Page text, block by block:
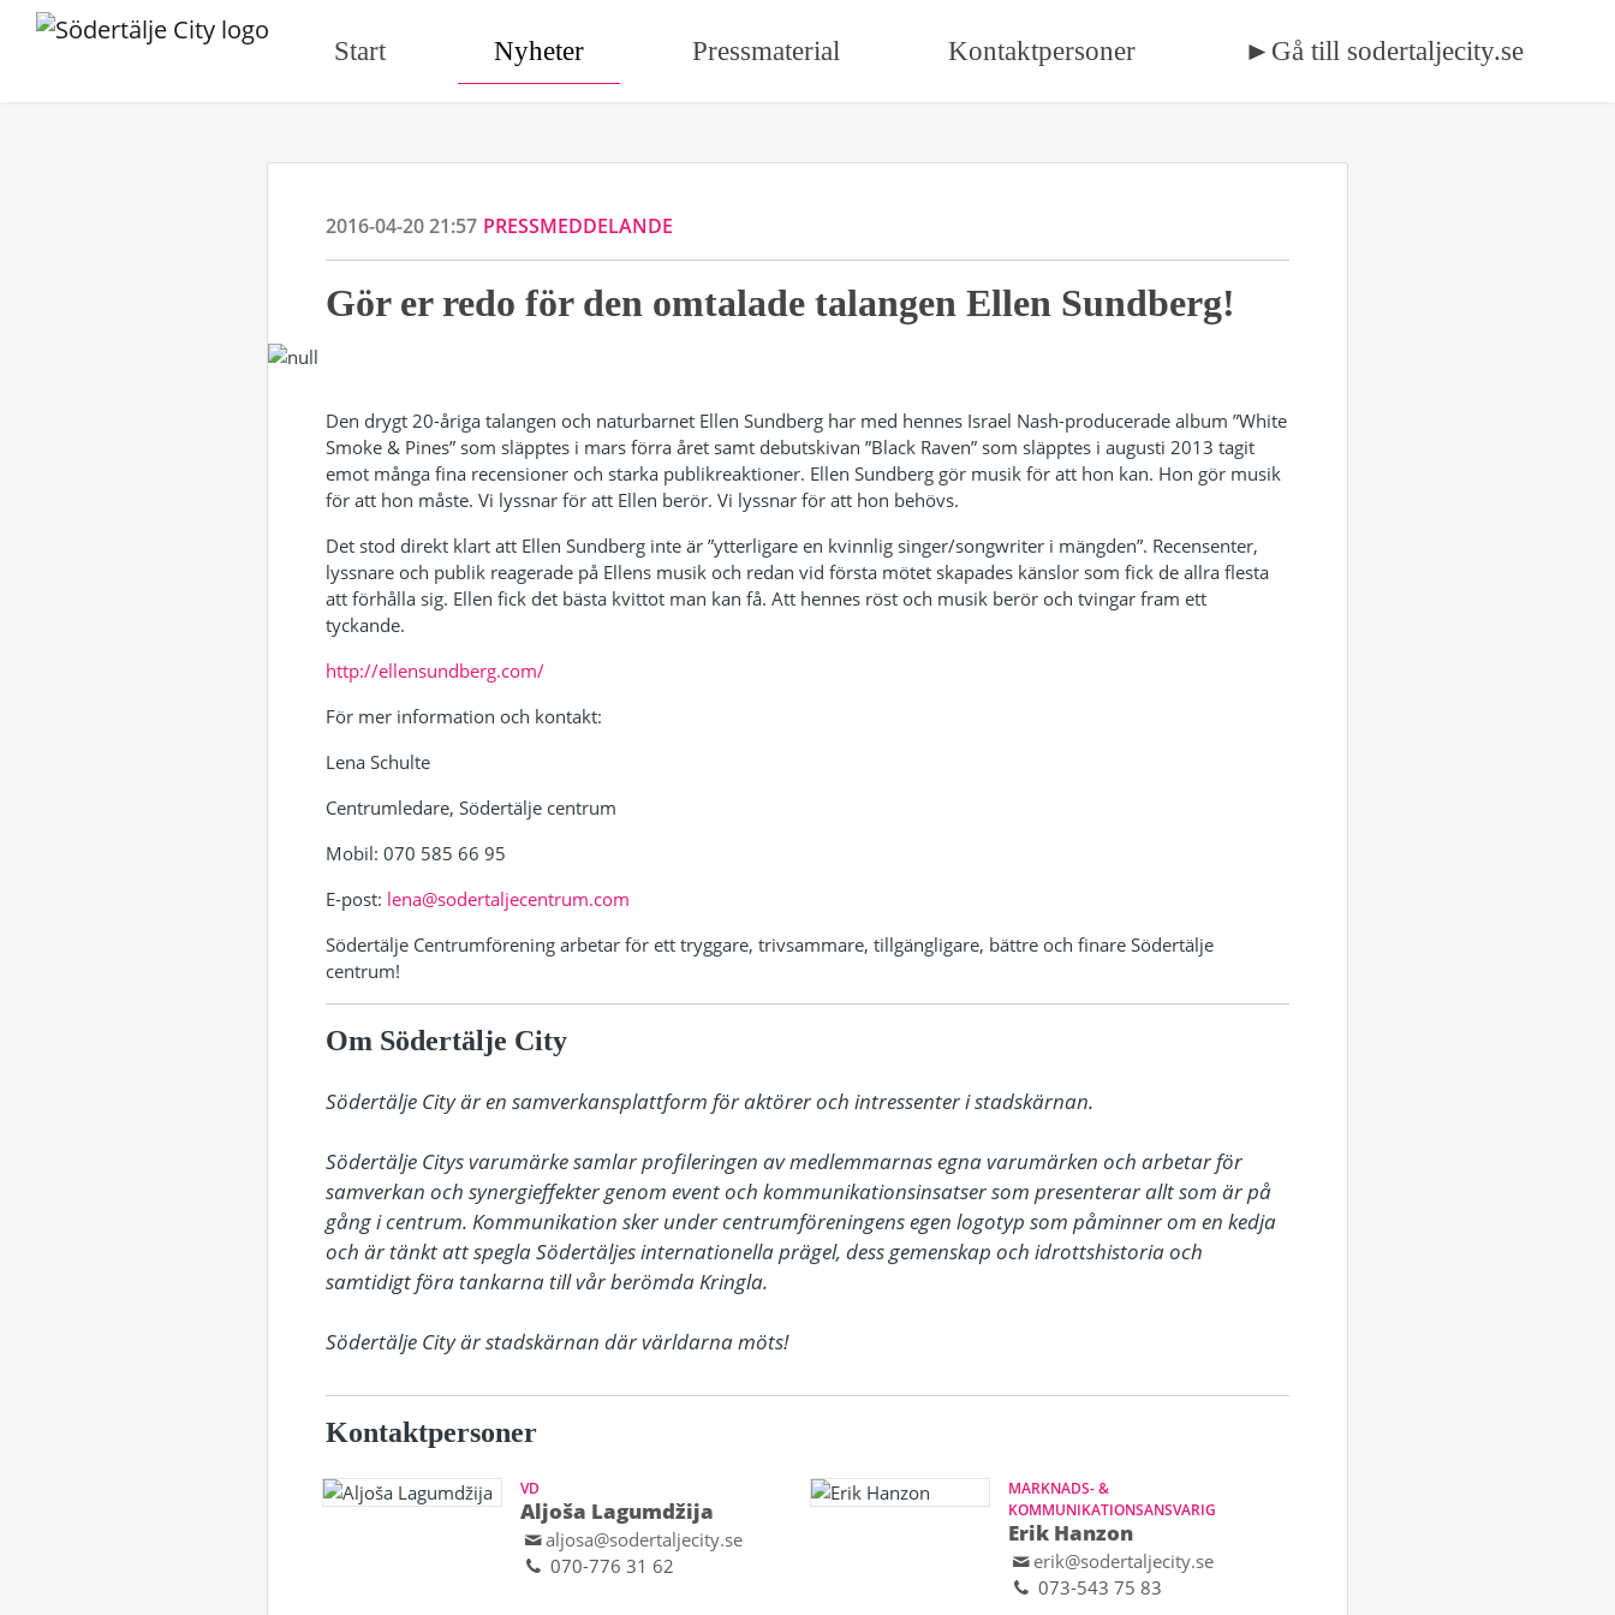
Start Nyheter Pressmaterial Kontaktpersoner ►Gå till sodertaljecity.se
2016-04-20 21:57 PRESSMEDDELANDE
Gör er redo för den omtalade talangen Ellen Sundberg!
Den drygt 20-åriga talangen och naturbarnet Ellen Sundberg har med hennes Israel Nash-producerade album ”White
Smoke & Pines” som släpptes i mars förra året samt debutskivan ”Black Raven” som släpptes i augusti 2013 tagit
emot många fina recensioner och starka publikreaktioner. Ellen Sundberg gör musik för att hon kan. Hon gör musik
för att hon måste. Vi lyssnar för att Ellen berör. Vi lyssnar för att hon behövs.
Det stod direkt klart att Ellen Sundberg inte är ”ytterligare en kvinnlig singer/songwriter i mängden”. Recensenter,
lyssnare och publik reagerade på Ellens musik och redan vid första mötet skapades känslor som fick de allra flesta
att förhålla sig. Ellen fick det bästa kvittot man kan få. Att hennes röst och musik berör och tvingar fram ett
tyckande.
http://ellensundberg.com/
För mer information och kontakt:
Lena Schulte
Centrumledare, Södertälje centrum
Mobil: 070 585 66 95
E-post: lena@sodertaljecentrum.com
Södertälje Centrumförening arbetar för ett tryggare, trivsammare, tillgängligare, bättre och finare Södertälje
centrum!
Om Södertälje City
Södertälje City är en samverkansplattform för aktörer och intressenter i stadskärnan.
Södertälje Citys varumärke samlar profileringen av medlemmarnas egna varumärken och arbetar för
samverkan och synergieffekter genom event och kommunikationsinsatser som presenterar allt som är på
gång i centrum. Kommunikation sker under centrumföreningens egen logotyp som påminner om en kedja
och är tänkt att spegla Södertäljes internationella prägel, dess gemenskap och idrottshistoria och
samtidigt föra tankarna till vår berömda Kringla.
Södertälje City är stadskärnan där världarna möts!
Kontaktpersoner
VD
Aljoša Lagumdžija
aljosa@sodertaljecity.se
070-776 31 62
MARKNADS- &
KOMMUNIKATIONSANSVARIG
Erik Hanzon
erik@sodertaljecity.se
073-543 75 83